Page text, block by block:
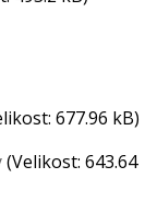
677.96 kB)
(Velikost: 643.64